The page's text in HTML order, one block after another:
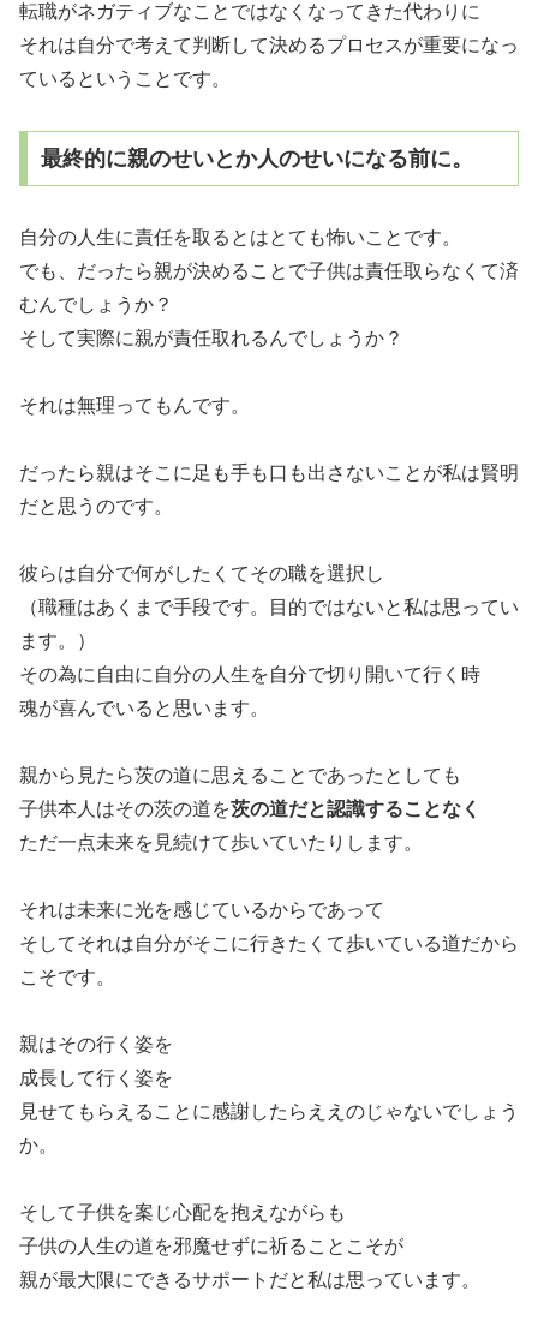
転職がネガティブなことではなくなってきた代わりに
それは自分で考えて判断して決めるプロセスが重要になっ
ているということです。
最終的に親のせいとか人のせいになる前に。
自分の人生に責任を取るとはとても怖いことです。
でも、だったら親が決めることで子供は責任取らなくて済
むんでしょうか？
そして実際に親が責任取れるんでしょうか？
それは無理ってもんです。
だったら親はそこに足も手も口も出さないことが私は賢明
だと思うのです。
彼らは自分で何がしたくてその職を選択し
（職種はあくまで手段です。目的ではないと私は思ってい
ます。）
その為に自由に自分の人生を自分で切り開いて行く時
魂が喜んでいると思います。
親から見たら茨の道に思えることであったとしても
子供本人はその茨の道を茨の道だと認識することなく
ただ一点未来を見続けて歩いていたりします。
それは未来に光を感じているからであって
そしてそれは自分がそこに行きたくて歩いている道だから
こそです。
親はその行く姿を
成長して行く姿を
見せてもらえることに感謝したらええのじゃないでしょう
か。
そして子供を案じ心配を抱えながらも
子供の人生の道を邪魔せずに祈ることこそが
親が最大限にできるサポートだと私は思っています。